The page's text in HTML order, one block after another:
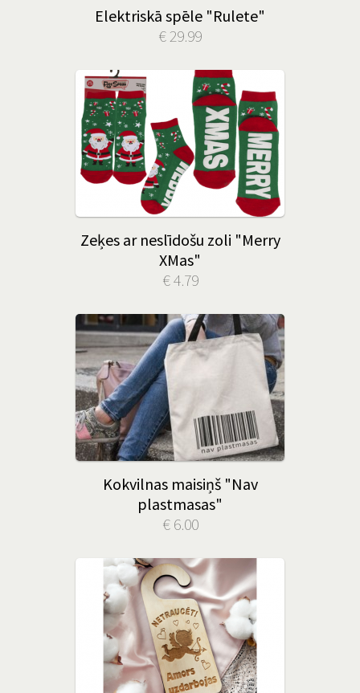
Elektriskā spēle "Rulete"
€ 29.99
Zeķes ar neslīdošu zoli "Merry
XMas"
€ 4.79
Kokvilnas maisiņš "Nav
plastmasas"
€ 6.00